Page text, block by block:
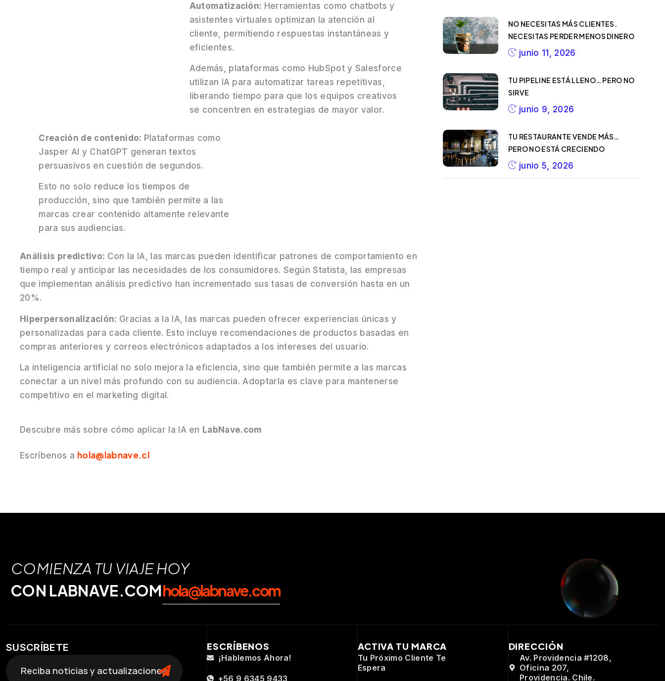
Automatización: Herramientas como chatbots y
asistentes virtuales optimizan la atención al
cliente, permitiendo respuestas instantáneas y
eficientes.
Además, plataformas como HubSpot y Salesforce
utilizan IA para automatizar tareas repetitivas,
liberando tiempo para que los equipos creativos
se concentren en estrategias de mayor valor.
Creación de contenido: Plataformas como
Jasper AI y ChatGPT generan textos
persuasivos en cuestión de segundos.
Esto no solo reduce los tiempos de
producción, sino que también permite a las
marcas crear contenido altamente relevante
para sus audiencias.
Análisis predictivo: Con la IA, las marcas pueden identificar patrones de comportamiento en
tiempo real y anticipar las necesidades de los consumidores. Según Statista, las empresas
que implementan análisis predictivo han incrementado sus tasas de conversión hasta en un
20%.
Hiperpersonalización: Gracias a la IA, las marcas pueden ofrecer experiencias únicas y
personalizadas para cada cliente. Esto incluye recomendaciones de productos basadas en
compras anteriores y correos electrónicos adaptados a los intereses del usuario.
La inteligencia artificial no solo mejora la eficiencia, sino que también permite a las marcas
conectar a un nivel más profundo con su audiencia. Adoptarla es clave para mantenerse
competitivo en el marketing digital.
Descubre más sobre cómo aplicar la IA en LabNave.com
Escríbenos a hola@labnave.cl
NO NECESITAS MÁS CLIENTES.
NECESITAS PERDER MENOS DINERO
junio 11, 2026
TU PIPELINE ESTÁ LLENO… PERO NO
SIRVE
junio 9, 2026
TU RESTAURANTE VENDE MÁS…
PERO NO ESTÁ CRECIENDO
junio 5, 2026
COMIENZA TU VIAJE HOY
CON LABNAVE.COMhola@labnave.com
SUSCRÍBETE ESCRÍBENOS
¡Hablemos Ahora!
+56 9 6345 9433
ACTIVA TU MARCA
Tu Próximo Cliente Te
Espera
DIRECCIÓN
Av. Providencia #1208,
Oficina 207,
Providencia. Chile.